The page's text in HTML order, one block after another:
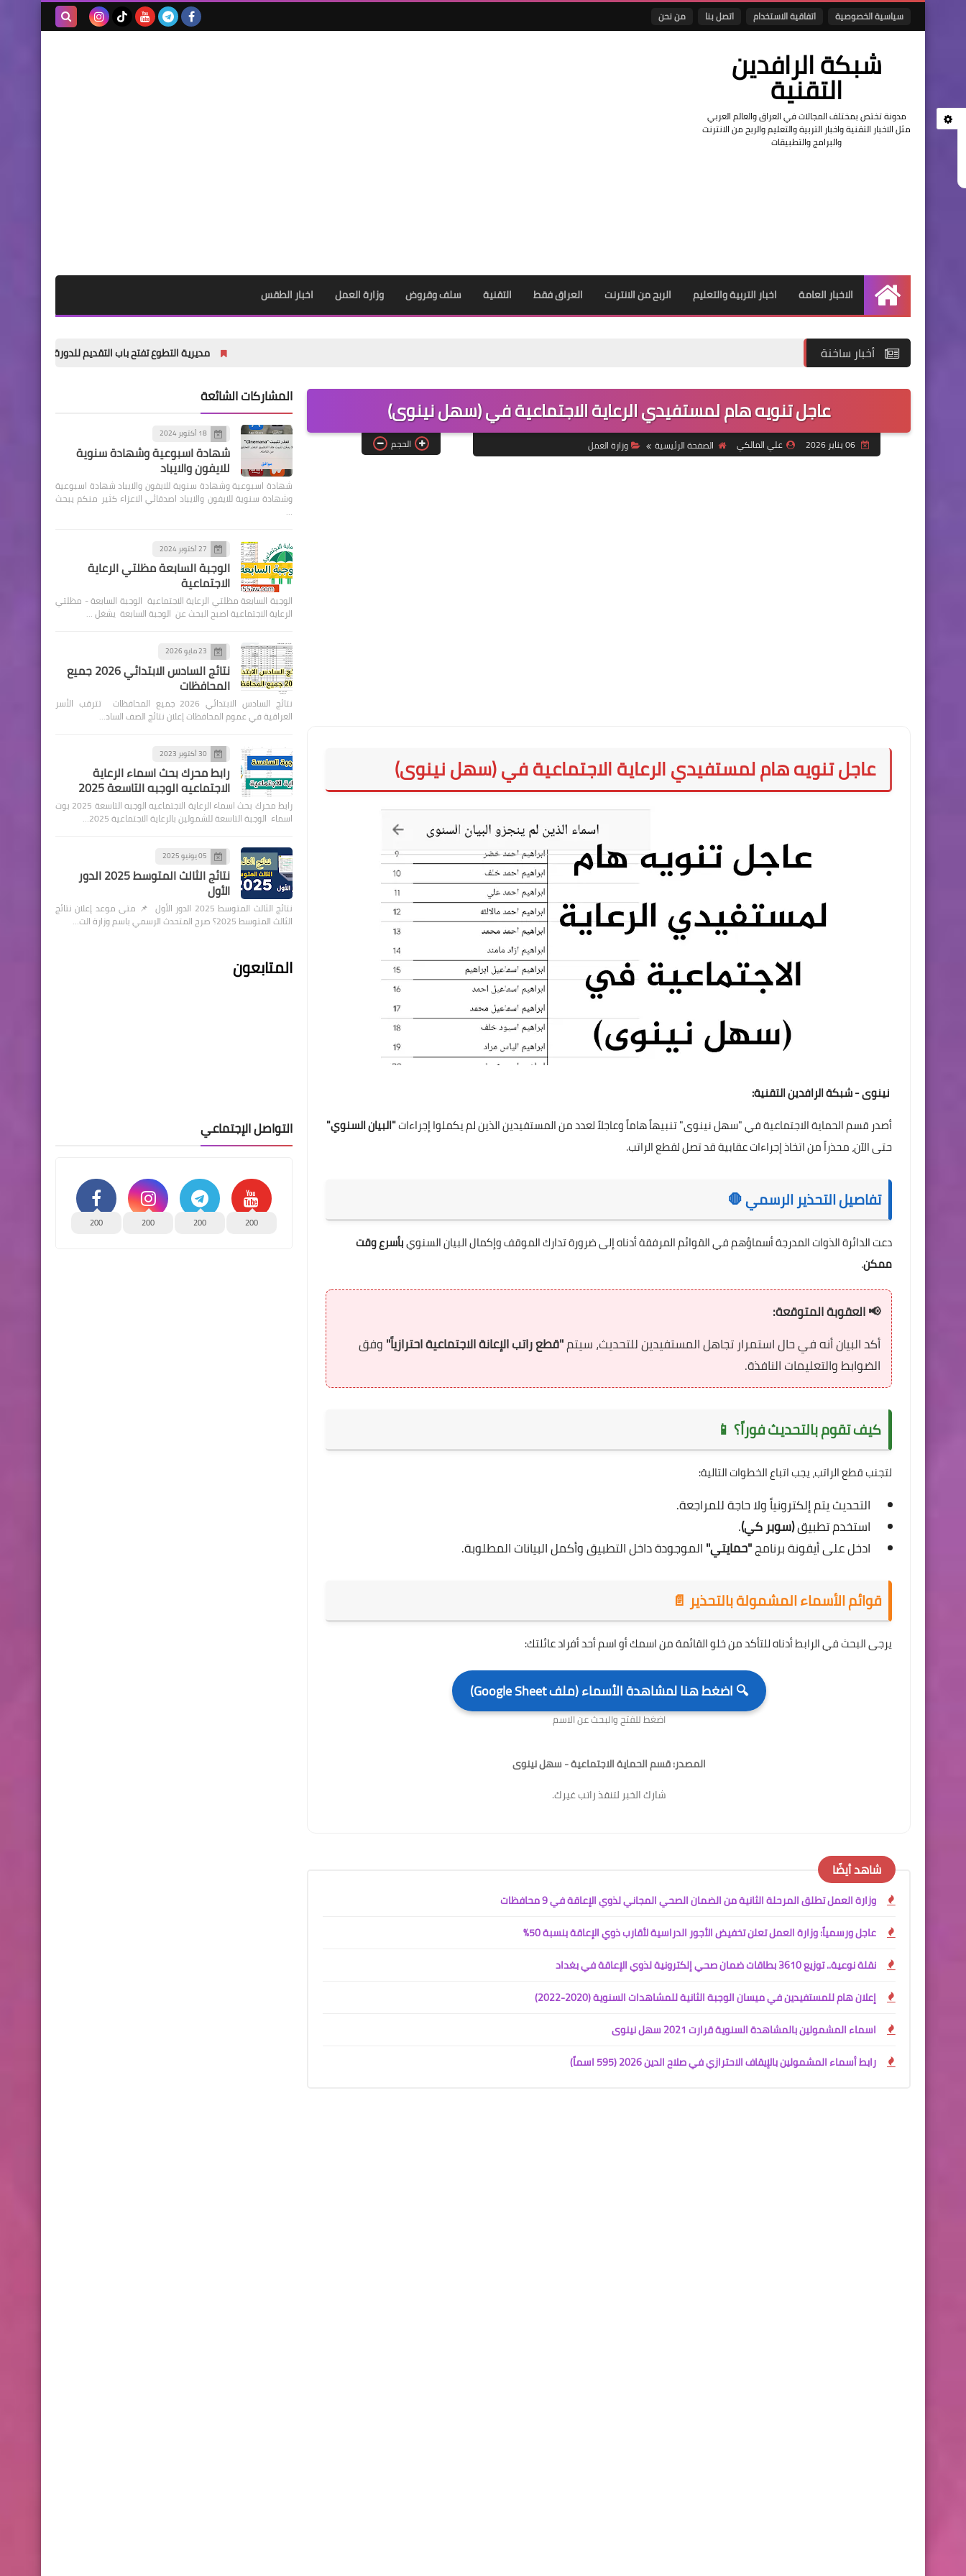
سياسية الخصوصية اتفاقية الاستخدام اتصل بنا من نحن
شبكة الرافدين
التقنية
مدونة تختص بمختلف المجالات في العراق والعالم العربي
مثل الاخبار التقنية واخبار التربية والتعليم والربح من الانترنت
والبرامج والتطبيقات
الرئيسية
الاخبار العامة اخبار التربية والتعليم الربح من الانترنت العراق فقط التقنية سلف وقروض وزارة العمل اخبار الطقس
أخبار ساخنة مديرية التطوع تفتح باب التقديم للدورة (32) للمعهد العالي للتطوير الأمني والإداري
عاجل تنويه هام لمستفيدي الرعاية الاجتماعية في (سهل نينوى)
علي المالكي الصفحة الرئيسية وزارة العمل الحجم
عاجل تنويه هام لمستفيدي الرعاية الاجتماعية في (سهل نينوى)
نينوى - شبكة الرافدين التقنية:
أصدر قسم الحماية الاجتماعية في "سهل نينوى" تنبيهاً هاماً وعاجلاً لعدد من المستفيدين الذين لم يكملوا إجراءات"البيان السنوي"
حتى الآن، محذراً من اتخاذ إجراءات عقابية قد تصل لقطع الراتب.
تفاصيل التحذير الرسمي 🛑
دعت الدائرة الذوات المدرجة أسماؤهم في القوائم المرفقة أدناه إلى ضرورة تدارك الموقف وإكمال البيان السنويبأسرع وقت
ممكن.
📢 العقوبة المتوقعة:
أكد البيان أنه في حال استمرار تجاهل المستفيدين للتحديث، سيتم"قطع راتب الإعانة الاجتماعية احترازياً"وفق
الضوابط والتعليمات النافذة.
كيف تقوم بالتحديث فوراً؟ 📱
لتجنب قطع الراتب، يجب اتباع الخطوات التالية:
التحديث يتم إلكترونياً ولا حاجة للمراجعة.
استخدم تطبيق(سوبر كي).
ادخل على أيقونة برنامج"حمايتي"الموجودة داخل التطبيق وأكمل البيانات المطلوبة.
قوائم الأسماء المشمولة بالتحذير 📄
يرجى البحث في الرابط أدناه للتأكد من خلو القائمة من اسمك أو اسم أحد أفراد عائلتك:
🔍 اضغط هنا لمشاهدة الأسماء (ملف Google Sheet)
اضغط للفتح والبحث عن الاسم
المصدر: قسم الحماية الاجتماعية - سهل نينوى
شارك الخبر لتنقذ راتب غيرك.
شاهد أيضًا
وزارة العمل تطلق المرحلة الثانية من الضمان الصحي المجاني لذوي الإعاقة في 9 محافظات
عاجل ورسمياً: وزارة العمل تعلن تخفيض الأجور الدراسية لأقارب ذوي الإعاقة بنسبة 50%
نقلة نوعية.. توزيع 3610 بطاقات ضمان صحي إلكترونية لذوي الإعاقة في بغداد
إعلان هام للمستفيدين في ميسان الوجبة الثانية للمشاهدات السنوية (2020-2022)
اسماء المشمولين بالمشاهدة السنوية قرارت 2021 سهل نينوى
رابط أسماء المشمولين بالإيقاف الاحترازي في صلاح الدين 2026 (595 اسماً)
المشاركات الشائعة
18 أكتوبر 2024
شهادة اسبوعية وشهادة سنوية
للايفون والايباد
شهادة اسبوعية وشهادة سنوية للايفون والايباد شهادة اسبوعية
وشهادة سنوية للايفون والايباد اصدقائي الاعزاء كثير منكم يبحث
…
27 أكتوبر 2024
الوجبة السابعة مظلتي الرعاية
الاجتماعية
الوجبة السابعة مظلتي الرعاية الاجتماعية الوجبة السابعة - مظلتي
الرعاية الاجتماعية اصبح البحث عن الوجبة السابعة يشغل …
23 مايو 2026
نتائج السادس الابتدائي 2026 جميع
المحافظات
نتائج السادس الابتدائي 2026 جميع المحافظات تترقب الأسر
العراقية في عموم المحافظات إعلان نتائج الصف الساد…
30 أكتوبر 2023
رابط محرك بحث اسماء الرعاية
الاجتماعيه الوجبه التاسعة 2025
رابط محرك بحث اسماء الرعاية الاجتماعيه الوجبه التاسعة 2025 بوت
اسماء الوجبة التاسعة للشمولين بالرعاية الاجتماعية 2025…
05 يونيو 2025
نتائج الثالث المتوسط 2025 الدور
الأول
نتائج الثالث المتوسط 2025 الدور الأول 📌 متى موعد إعلان نتائج
الثالث المتوسط 2025؟ صرح المتحدث الرسمي باسم وزارة الت…
المتابعون
التواصل الإجتماعي
200
200
200
200